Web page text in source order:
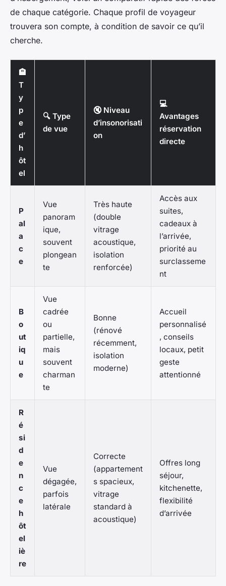
de chaque catégorie. Chaque profil de voyageur
trouvera son compte, à condition de savoir ce qu’il
cherche.
🏨
T
y
p
e
d’
h
ôt
el
🔍 Type
de vue
🔇 Niveau
d’insonorisati
on
💻
Avantages
réservation
directe
P
al
a
c
e
Vue
panoram
ique,
souvent
plongean
te
Très haute
(double
vitrage
acoustique,
isolation
renforcée)
Accès aux
suites,
cadeaux à
l’arrivée,
priorité au
surclasseme
nt
B
o
ut
iq
u
e
Vue
cadrée
ou
partielle,
mais
souvent
charman
te
Bonne
(rénové
récemment,
isolation
moderne)
Accueil
personnalisé
, conseils
locaux, petit
geste
attentionné
R
é
si
d
e
n
c
e
h
ôt
el
iè
re
Vue
dégagée,
parfois
latérale
Correcte
(appartement
s spacieux,
vitrage
standard à
acoustique)
Offres long
séjour,
kitchenette,
flexibilité
d’arrivée